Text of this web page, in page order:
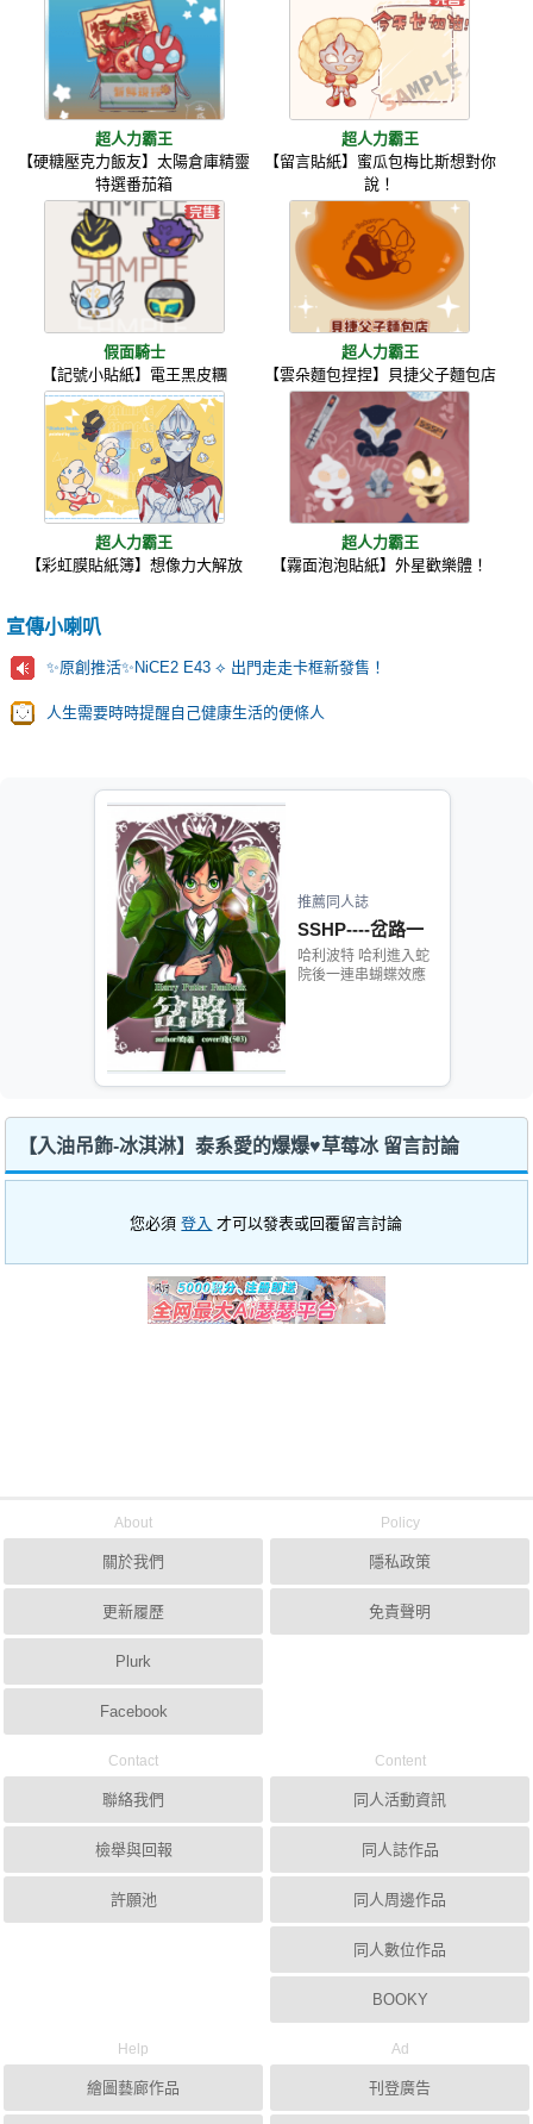
超人力霸王
【硬糖壓克力飯友】太陽倉庫精靈
特選番茄箱
超人力霸王
【留言貼紙】蜜瓜包梅比斯想對你
說！
假面騎士
【記號小貼紙】電王黑皮糰
超人力霸王
【雲朵麵包捏捏】貝捷父子麵包店
超人力霸王
【彩虹膜貼紙簿】想像力大解放
超人力霸王
【霧面泡泡貼紙】外星歡樂體！
宣傳小喇叭
✨原創推活✨NiCE2 E43 ⟡ 出門走走卡框新發售！
人生需要時時提醒自己健康生活的便條人
推薦同人誌
SSHP----岔路一
哈利波特 哈利進入蛇
院後一連串蝴蝶效應
【入油吊飾-冰淇淋】泰系愛的爆爆♥草莓冰 留言討論
您必須登入 才可以發表或回覆留言討論
About
關於我們
更新履歷
Plurk
Facebook
Policy
隱私政策
免責聲明
Contact
聯絡我們
檢舉與回報
許願池
Content
同人活動資訊
同人誌作品
同人周邊作品
同人數位作品
BOOKY
Help
繪圖藝廊作品
Ad
刊登廣告